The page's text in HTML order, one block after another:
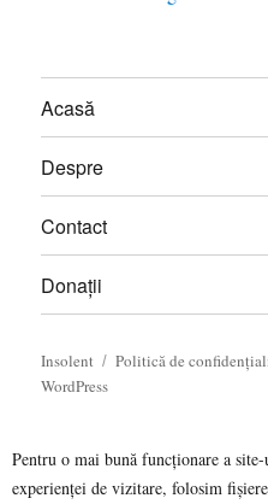
Acasă
Despre
Contact
Donații
Insolent Politică de
WordPress
Pentru o mai bună funcționare a
experienței de vizitare, folosim